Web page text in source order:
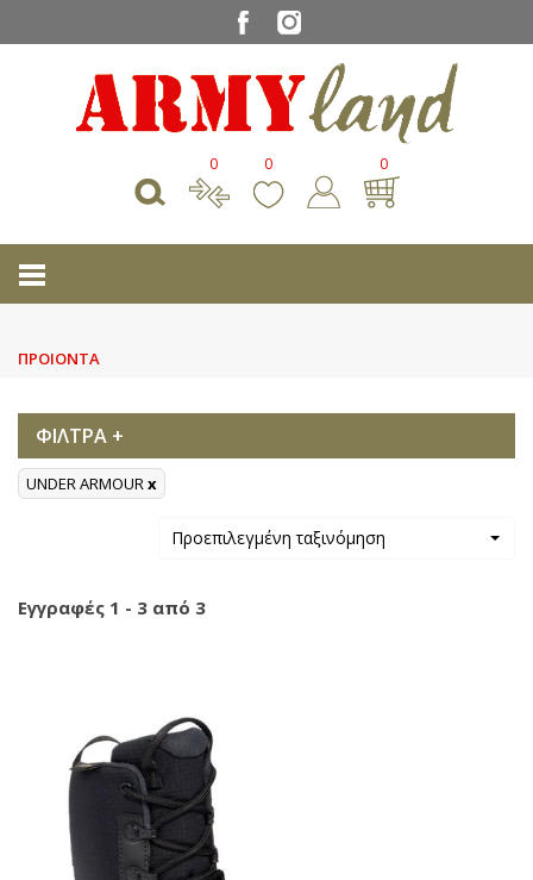
0 0 0
ΠΡΟΙΟΝΤΑ
ΦΙΛΤΡΑ +
UNDER ARMOURx
Προεπιλεγμένη ταξινόμηση
Εγγραφές 1 - 3 από 3